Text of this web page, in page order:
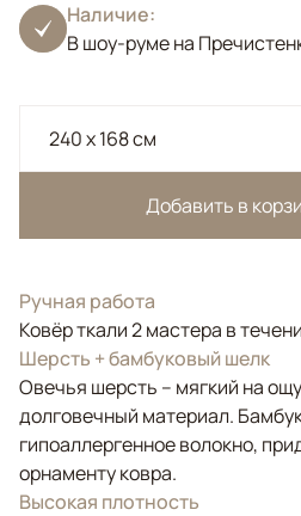
Наличие:
В шоу-руме на
240 x 168 см
Добавить в
Ручная работа
Ковёр ткали 2 мастера в
Шерсть + бамбуковый шелк
Овечья шерсть – мягкий на
долговечный материал.
гипоаллергенное волокно,
орнаменту ковра.
Высокая плотность